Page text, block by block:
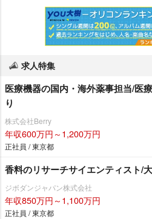
求人特集
医療機器の国内・海外薬事担当/医
り
株式会社Berry
年収600万円～1,200万円
正社員 / 東京都
香料のリサーチサイエンティスト/
ジボダンジャパン株式会社
年収850万円～1,100万円
正社員 / 東京都